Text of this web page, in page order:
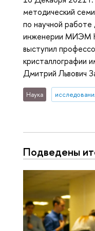
методический
по научной
инженерии МИЭМ
выступил
кристаллографии
Дмитрий Львович
Наука
Подведены